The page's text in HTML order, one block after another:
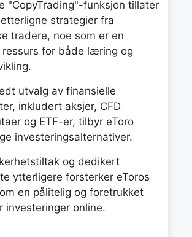
"CopyTrading"-funksjon tillater
strategier fra
tradere, noe som er en
ressurs for både læring og
utvalg av finansielle
inkludert aksjer, CFD
og ETF-er, tilbyr eToro
investeringsalternativer.
og dedikert
ytterligere forsterker eToros
en pålitelig og foretrukket
investeringer online.